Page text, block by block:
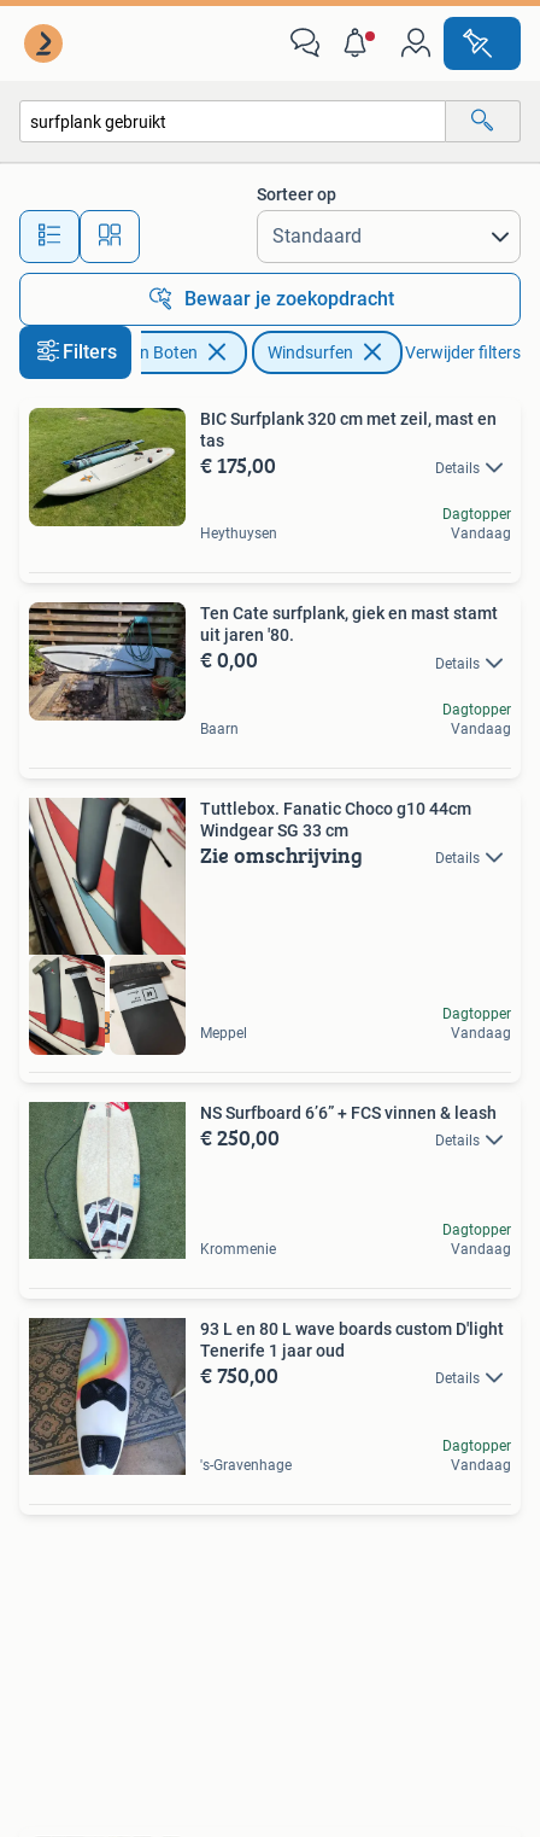
Alle afstanden…
Sorteer op
Bewaar je zoekopdracht
Filters
Watersport en Boten Windsurfen Verwijder filters
BIC Surfplank 320 cm met zeil, mast en
tas
€ 175,00 Details
Heythuysen
Dagtopper
Vandaag
Ten Cate surfplank, giek en mast stamt
uit jaren '80.
€ 0,00 Details
Baarn
Dagtopper
Vandaag
Tuttlebox. Fanatic Choco g10 44cm
Windgear SG 33 cm
Zie omschrijving Details
Meppel
Dagtopper
Vandaag
NS Surfboard 6’6” + FCS vinnen & leash
€ 250,00 Details
Krommenie
Dagtopper
Vandaag
93 L en 80 L wave boards custom D'light
Tenerife 1 jaar oud
€ 750,00 Details
's-Gravenhage
Dagtopper
Vandaag